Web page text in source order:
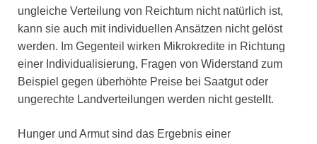
ungleiche Verteilung von Reichtum nicht natürlich ist,
kann sie auch mit individuellen Ansätzen nicht gelöst
werden. Im Gegenteil wirken Mikrokredite in Richtung
einer Individualisierung, Fragen von Widerstand zum
Beispiel gegen überhöhte Preise bei Saatgut oder
ungerechte Landverteilungen werden nicht gestellt.
Hunger und Armut sind das Ergebnis einer